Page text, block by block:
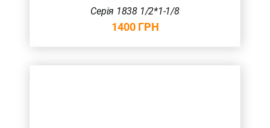
Серія 1838 1/2*1-1/8
1400 ГРН